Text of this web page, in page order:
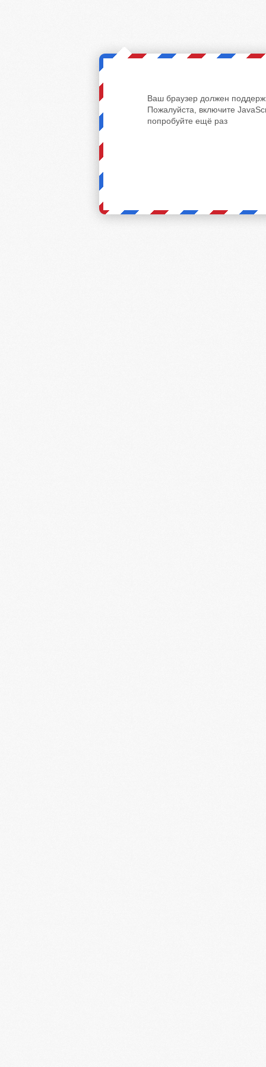
Ваш браузер должен
Пожалуйста, включите
попробуйте ещё раз